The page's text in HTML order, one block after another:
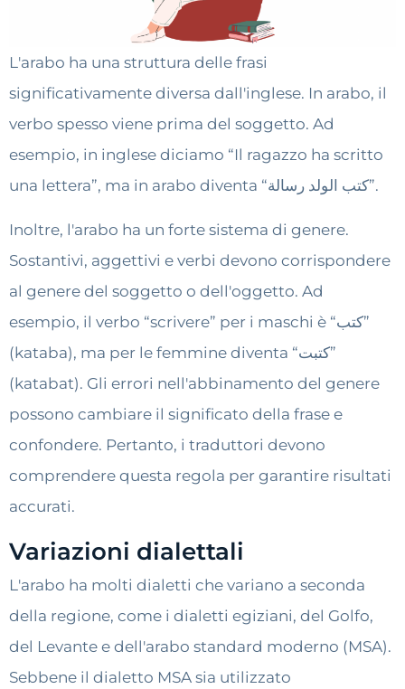
L'arabo ha una struttura delle frasi
significativamente diversa dall'inglese. In arabo, il
verbo spesso viene prima del soggetto. Ad
esempio, in inglese diciamo “Il ragazzo ha scritto
una lettera”, ma in arabo diventa “كتب الولد رسالة”.
Inoltre, l'arabo ha un forte sistema di genere.
Sostantivi, aggettivi e verbi devono corrispondere
al genere del soggetto o dell'oggetto. Ad
esempio, il verbo “scrivere” per i maschi è “كتب”
(kataba), ma per le femmine diventa “كتبت”
(katabat). Gli errori nell'abbinamento del genere
possono cambiare il significato della frase e
confondere. Pertanto, i traduttori devono
comprendere questa regola per garantire risultati
accurati.
Variazioni dialettali
L'arabo ha molti dialetti che variano a seconda
della regione, come i dialetti egiziani, del Golfo,
del Levante e dell'arabo standard moderno (MSA).
Sebbene il dialetto MSA sia utilizzato